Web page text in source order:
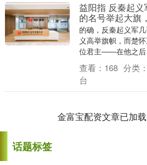
益阳指 反秦起
的名号举起大旗
的确，反秦起义军
义高举旗帜，而楚
位君主——在他之后
主。项羽扶立的那
怀王熊槐的后代，
查看： 168 分类：
台
金富宝配资文章已加
话题标签